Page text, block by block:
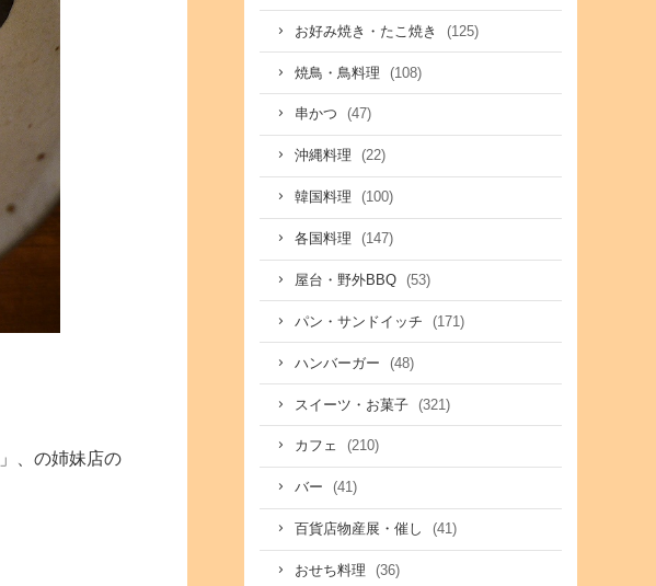
」、の姉妹店の
お好み焼き・たこ焼き (125)
焼鳥・鳥料理 (108)
串かつ (47)
沖縄料理 (22)
韓国料理 (100)
各国料理 (147)
屋台・野外BBQ (53)
パン・サンドイッチ (171)
ハンバーガー (48)
スイーツ・お菓子 (321)
カフェ (210)
バー (41)
百貨店物産展・催し (41)
おせち料理 (36)